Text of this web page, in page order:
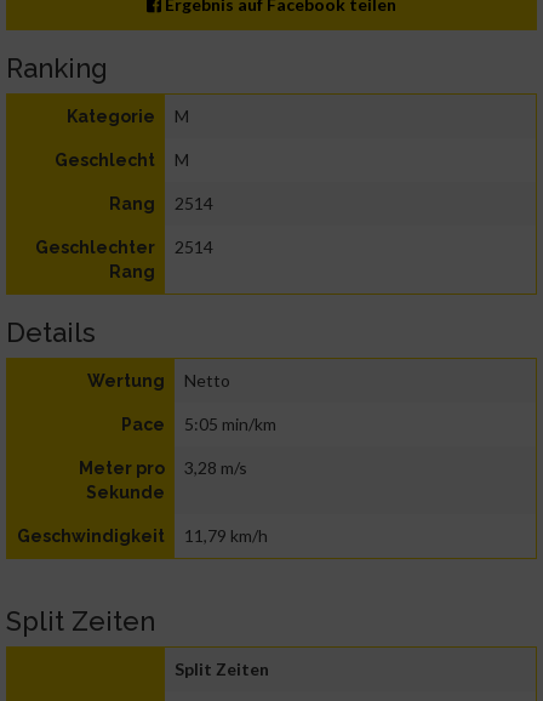
Ergebnis auf Facebook teilen
Ranking
Kategorie M
Geschlecht M
Rang 2514
Geschlechter
Rang
2514
Details
Wertung Netto
Pace 5:05 min/km
Meter pro
Sekunde
3,28 m/s
Geschwindigkeit 11,79 km/h
Split Zeiten
Split Zeiten